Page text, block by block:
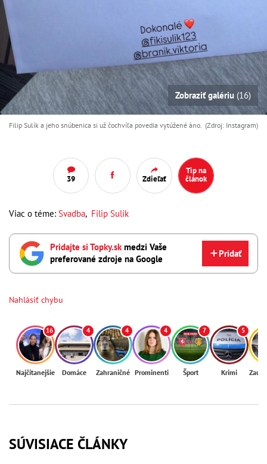
Zobraziť galériu (16)
Filip Sulík a jeho snúbenica si už čochvíľa povedia vytúžené áno. (Zdroj: Instagram)
39 Zdieľať
Tip na
článok
Viac o téme: Svadba, Filip Sulík
Pridajte si Topky.skmedzi Vaše
preferované zdroje na Google
Pridať
Nahlásiť chybu
16
Najčítanejšie
4
Domáce
4
Zahraničné
4
Prominenti
7
Šport
5
Krimi
SÚVISIACE ČLÁNKY